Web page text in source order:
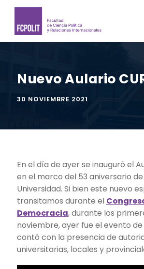
Nuevo Aulario
30 NOVIEMBRE 2021
En el día de ayer se inauguró el
en el marco del 53 aniversario
Universidad. Si bien este nuevo
transitamos durante el
Democracia, durante los
noviembre, ayer fue el evento
contó con la presencia de
universitarias, locales y